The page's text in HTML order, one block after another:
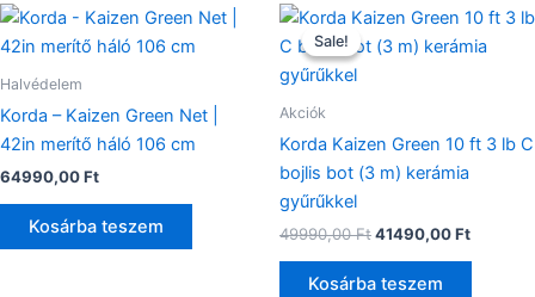
Halvédelem
Korda – Kaizen Green Net |
42in merítő háló 106 cm
64990,00Ft
Kosárba teszem
Sale!
Sale!
Akciók
Korda Kaizen Green 10 ft 3 lb C
bojlis bot (3 m) kerámia
gyűrűkkel
49990,00Ft
Original
was:
41490,00Ft
Current
is:
Kosárba teszem